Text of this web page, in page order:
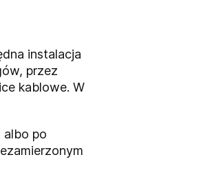
instalacja
przez
kablowe. W
albo po